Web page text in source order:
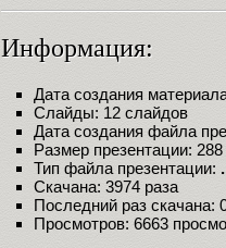
Информация:
Дата создания
Слайды: 12 слайдов
Дата создания файла
Размер презентации:
Тип файла презентации:
Скачана: 3974 раза
Последний раз скачана:
Просмотров: 6663